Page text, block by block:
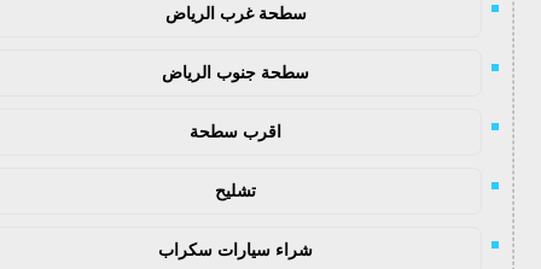
سطحة غرب الرياض
سطحة جنوب الرياض
اقرب سطحة
تشليح
شراء سيارات سكراب